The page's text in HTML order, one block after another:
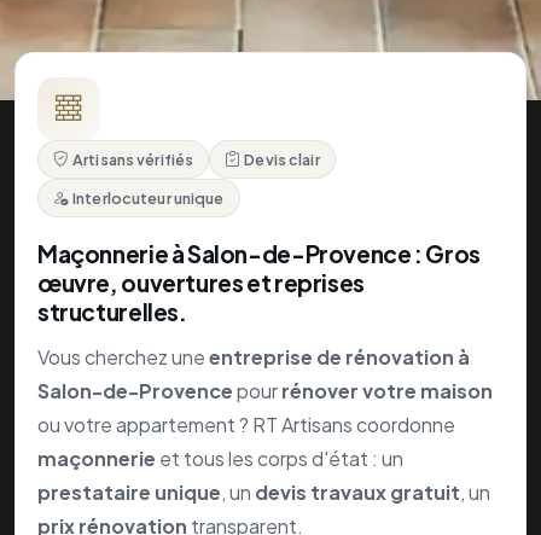
Vous cherchez une
entreprise de rénovation à
ou votre appartement ? RT Artisans coordonne
prestataire unique , undevis travaux gratuit
prix rénovationtransparent.
Devis gratuit
Extension, reprise en sous-œuvre ourénovation
maisonlourde : RT Artisans coordonne lamaçonnerie
à Salon-de-Provence.Entreprise de rénovation
en main —devis travaux gratuit ,prix rénovation
transparent, un seul interlocuteur.